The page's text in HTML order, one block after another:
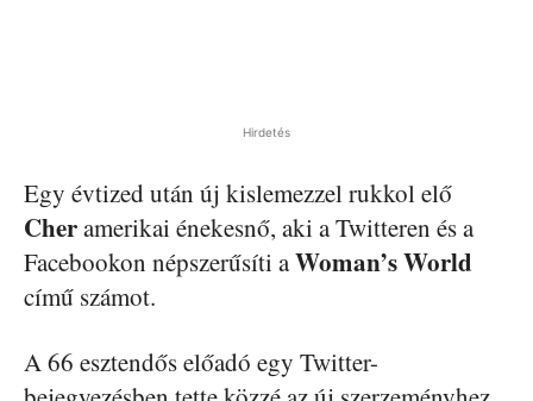
Hirdetés
Egy évtized után új kislemezzel rukkol elő
Cheramerikai énekesnő, aki a Twitteren és a
Facebookon népszerűsíti aWoman’s World
című számot.
A 66 esztendős előadó egy Twitter-